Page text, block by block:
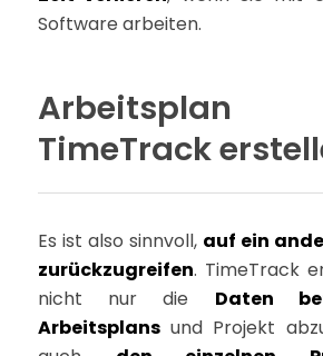
Software arbeiten.
TimeTrack
Es ist also sinnvoll, auf ein
zurückzugreifen. TimeTrack
nicht nur die Daten
Arbeitsplansund Projekt